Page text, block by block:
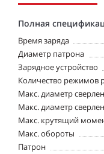
Полная
Время заряда
Диаметр патрона
Зарядное устройство
Количество режимов
Макс. диаметр
Макс. диаметр
Макс. крутящий
Макс. обороты
Патрон